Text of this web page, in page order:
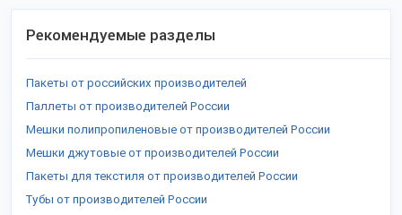
Рекомендуемые разделы
Пакеты от российских производителей
Паллеты от производителей России
Мешки полипропиленовые от производителей России
Мешки джутовые от производителей России
Пакеты для текстиля от производителей России
Тубы от производителей России